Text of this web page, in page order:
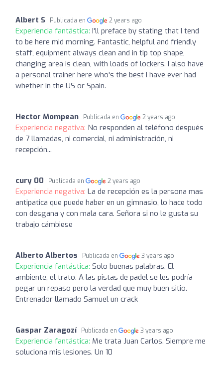
Albert S Publicada en 2 years ago
Experiencia fantástica: I'll preface by stating that I tend
to be here mid morning. Fantastic, helpful and friendly
staff, equipment always clean and in tip top shape,
changing area is clean, with loads of lockers. I also have
a personal trainer here who's the best I have ever had
whether in the US or Spain.
Hector Mompean Publicada en 2 years ago
Experiencia negativa: No responden al teléfono después
de 7 llamadas, ni comercial, ni administración, ni
recepción...
cury 00 Publicada en 2 years ago
Experiencia negativa: La de recepción es la persona mas
antipatica que puede haber en un gimnasio, lo hace todo
con desgana y con mala cara. Señora si no le gusta su
trabajo cámbiese
Alberto Albertos Publicada en 3 years ago
Experiencia fantástica: Solo buenas palabras. El
ambiente, el trato. A las pistas de padel se les podría
pegar un repaso pero la verdad que muy buen sitio.
Entrenador llamado Samuel un crack
Gaspar Zaragozí Publicada en 3 years ago
Experiencia fantástica: Me trata Juan Carlos. Siempre me
soluciona mis lesiones. Un 10